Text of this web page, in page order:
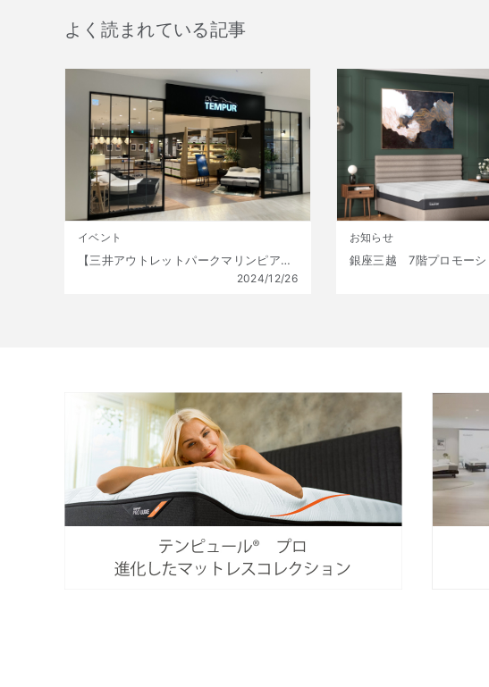
よく読まれている記事
イベント
【三井アウトレットパークマリンピア神戸店】年に一度の大特価!! 初夢福袋 販売開始!! 1月1日(水)～1月13日(月祝) 数量限定!
2024/12/26
お知らせ